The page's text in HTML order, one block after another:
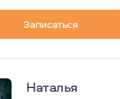
что всё больше
Записаться
Наталья